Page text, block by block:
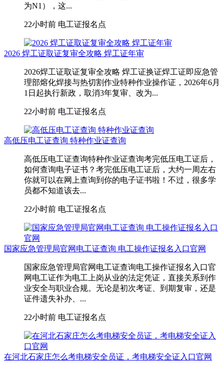
为N1）‌，这...
22小时前 电工证报名点
2026 焊工证取证复审全攻略 焊工证年审
2026焊工证取证复审全攻略 焊工证换证焊工证即应急管
理部熔化焊接与热切割作业特种作业操作证，2026年6月
1日起执行新政，取消3年复审、改为...
22小时前 电工证报名点
高低压电工证查询 特种作业证查询
高低压电工证查询特种作业证查询考完低压电工证后，
如何查询电子证书？考完低压电工证后，大约一周左右
你就可以在网上查询到你的电子证书啦！不过，很多学
员都不知道该去...
22小时前 电工证报名点
国家应急管理局官网电工证查询 电工操作证报名入口官网
国家应急管理局官网电工证查询电工操作证报名入口官
网电工证作为电工上岗从业的法定凭证，直接关系到作
业安全与职业合规。无论是初次考证、到期复审，还是
证件遗失补办、...
22小时前 电工证报名点
在河北石家庄怎么考电梯安全员证，考电梯安全证入口官网